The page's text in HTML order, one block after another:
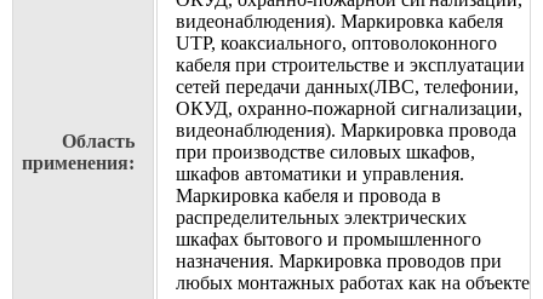
Область
применения:
видеонаблюдения). Маркировка кабеля
UTP, коаксиального, оптоволоконного
кабеля при строительстве и эксплуатации
сетей передачи данных(ЛВС, телефонии,
ОКУД, охранно-пожарной сигнализации,
видеонаблюдения). Маркировка провода
при производстве силовых шкафов,
шкафов автоматики и управления.
Маркировка кабеля и провода в
распределительных электрических
шкафах бытового и промышленного
назначения. Маркировка проводов при
любых монтажных работах как на объекте